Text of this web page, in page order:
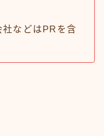
などはPRを含